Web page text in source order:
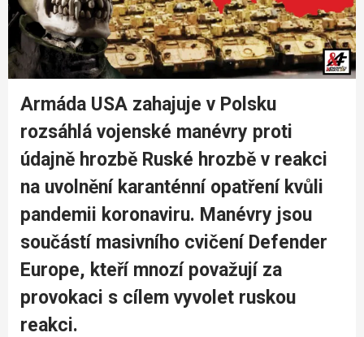
Armáda USA zahajuje v Polsku
rozsáhlá vojenské manévry proti
údajně hrozbě Ruské hrozbě v reakci
na uvolnění karanténní opatření kvůli
pandemii koronaviru. Manévry jsou
součástí masivního cvičení Defender
Europe, kteří mnozí považují za
provokaci s cílem vyvolet ruskou
reakci.